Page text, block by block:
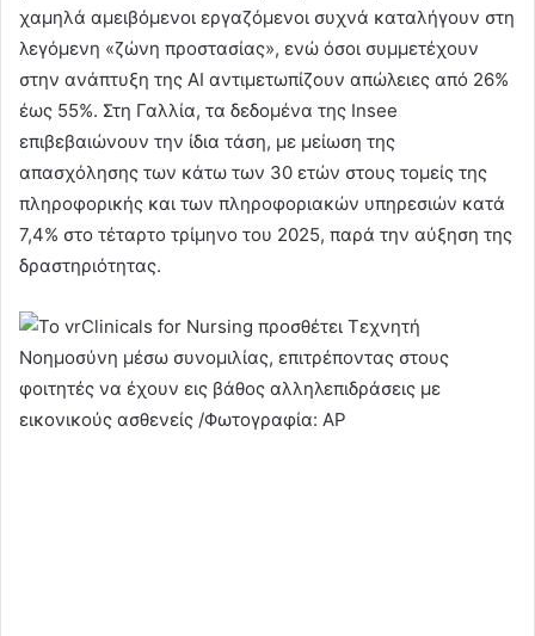
χαμηλά αμειβόμενοι εργαζόμενοι συχνά καταλήγουν στη
λεγόμενη «ζώνη προστασίας», ενώ όσοι συμμετέχουν
στην ανάπτυξη της AI αντιμετωπίζουν απώλειες από 26%
έως 55%. Στη Γαλλία, τα δεδομένα της Insee
επιβεβαιώνουν την ίδια τάση, με μείωση της
απασχόλησης των κάτω των 30 ετών στους τομείς της
πληροφορικής και των πληροφοριακών υπηρεσιών κατά
7,4% στο τέταρτο τρίμηνο του 2025, παρά την αύξηση της
δραστηριότητας.